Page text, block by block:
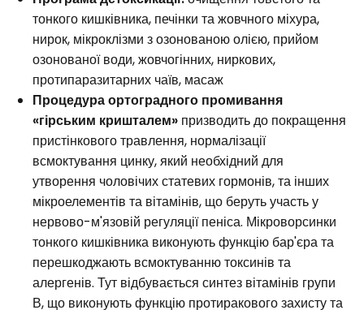
тонкого кишківника, печінки та жовчного міхура,
нирок, мікроклізми з озонованою олією, прийом
озонованої води, жовчогінних, ниркових,
протипаразитарних чаїв, масаж
Процедура ортоградного промивання
«гірським кришталем» призводить до покращення
пристінкового травлення, нормалізації
всмоктування цинку, який необхідний для
утворення чоловічих статевих гормонів, та інших
мікроелементів та вітамінів, що беруть участь у
нервово-м'язовій регуляції пеніса. Мікроворсинки
тонкого кишківника виконують функцію бар'єра та
перешкоджають всмоктуванню токсинів та
алергенів. Тут відбувається синтез вітамінів групи
В, що виконують функцію протиракового захисту та